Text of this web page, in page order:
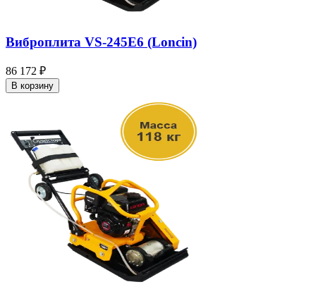
Виброплита VS-245E6 (Loncin)
86 172 ₽
В корзину